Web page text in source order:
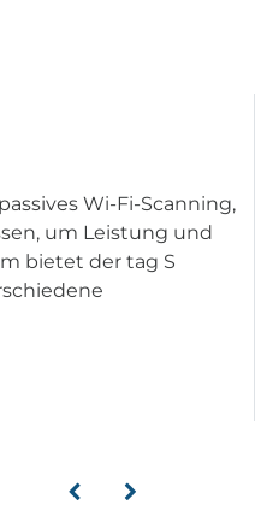
Wi-Fi-Scanning,
um Leistung und
bietet der tag S